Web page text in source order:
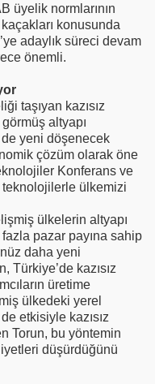
üyelik normlarının
konusunda
adaylık süreci devam
önemli.
taşıyan kazısız
altyapı
yeni döşenecek
çözüm olarak öne
Konferans ve
teknolojilerle ülkemizi
ülkelerin altyapı
pazar payına sahip
daha yeni
Türkiye’de kazısız
üretime
ülkedeki yerel
etkisiyle kazısız
Torun, bu yöntemin
düşürdüğünü